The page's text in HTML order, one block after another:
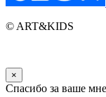
© ART&KIDS
×
Спасибо за ваше